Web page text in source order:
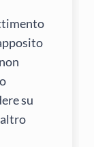
su
altro